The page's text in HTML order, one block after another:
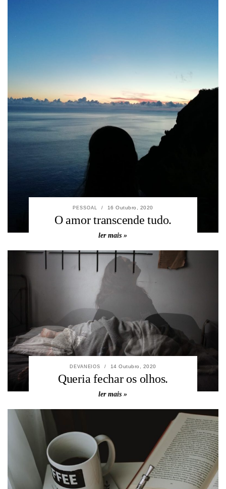
PESSOAL / 16 Outubro, 2020
O amor transcende tudo.
ler mais »
DEVANEIOS / 14 Outubro, 2020
Queria fechar os olhos.
ler mais »